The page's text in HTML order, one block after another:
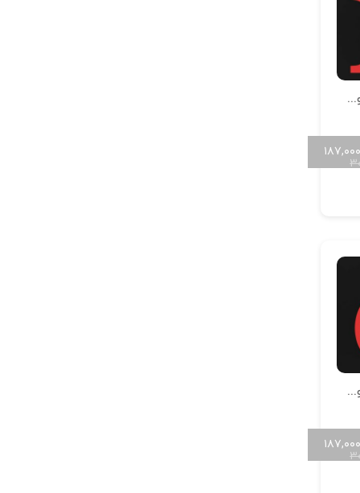
آویز سنگ خور حروف سایز کوچک H-MAYA-S-11
۱۸۷,۰۰۰
آویز سنگ خور حروف سایز کوچک H-MAYA-S-07
۱۸۷,۰۰۰